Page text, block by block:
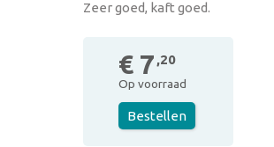
Zeer goed, kaft goed.
€ 7 ,20
Op voorraad
Bestellen